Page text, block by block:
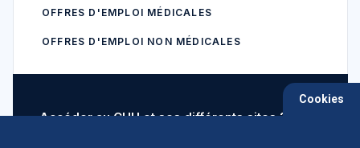
OFFRES D'EMPLOI MÉDICALES
OFFRES D'EMPLOI NON MÉDICALES
Accéder au CHU et ses différents sites ?
Cookies